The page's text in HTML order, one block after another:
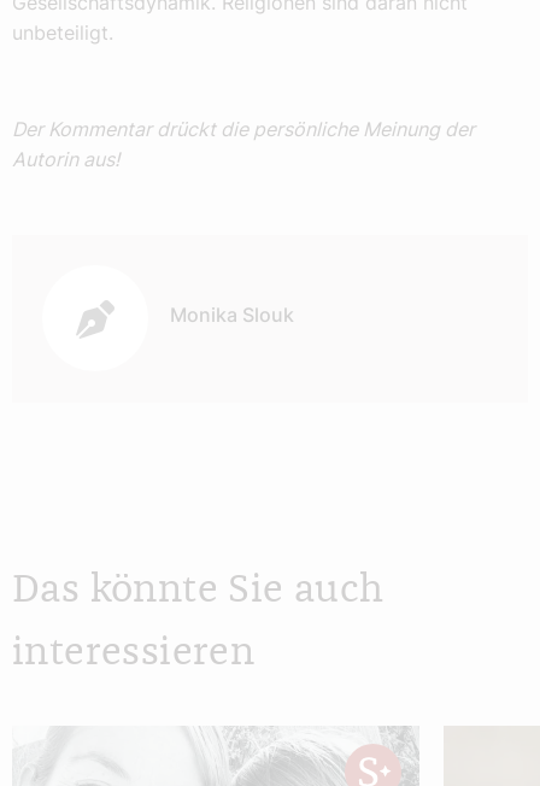
unbeteiligt.
Der Kommentar drückt die persönliche Meinung der
Autorin aus!
Monika Slouk
Das könnte Sie auch
interessieren